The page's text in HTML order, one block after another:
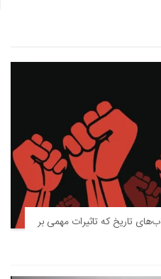
تاریخ که تاثیرات مهمی بر